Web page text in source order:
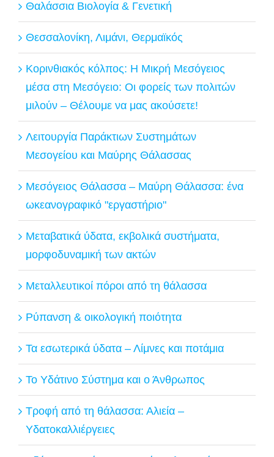
Θαλάσσια Βιολογία & Γενετική
Θεσσαλονίκη, Λιμάνι, Θερμαϊκός
Κορινθιακός κόλπος: Η Μικρή Μεσόγειος
μέσα στη Μεσόγειο: Οι φορείς των πολιτών
μιλούν – Θέλουμε να μας ακούσετε!
Λειτουργία Παράκτιων Συστημάτων
Μεσογείου και Μαύρης Θάλασσας
Μεσόγειος Θάλασσα – Μαύρη Θάλασσα: ένα
ωκεανογραφικό "εργαστήριο"
Μεταβατικά ύδατα, εκβολικά συστήματα,
μορφοδυναμική των ακτών
Μεταλλευτικοί πόροι από τη θάλασσα
Ρύπανση & οικολογική ποιότητα
Τα εσωτερικά ύδατα – Λίμνες και ποτάμια
Το Υδάτινο Σύστημα και ο Άνθρωπος
Τροφή από τη θάλασσα: Αλιεία –
Υδατοκαλλιέργειες